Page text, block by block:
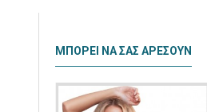
ΜΠΟΡΕΊ ΝΑ ΣΑΣ ΑΡΈΣΟΥΝ